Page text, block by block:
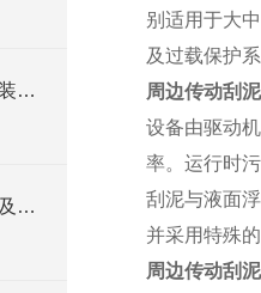
低速潜水推流（进）器快速安装方法
铸铁碳钢潜水搅拌机工作原理及作用特点、安装图、CAD结构图
别适用于大
及过载保护
周边传动刮
设备由驱动
率。运行时
刮泥与液面
并采用特殊
周边传动刮